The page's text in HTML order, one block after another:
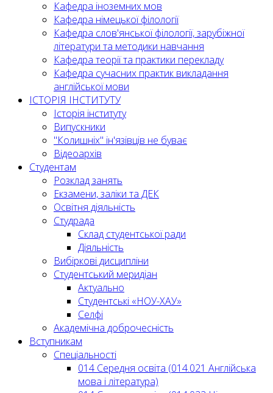
Кафедра іноземних мов
Кафедра німецької філології
Кафедра слов'янської філології, зарубіжної
літератури та методики навчання
Кафедра теорії та практики перекладу
Кафедра сучасних практик викладання
англійської мови
ІСТОРІЯ ІНСТИТУТУ
Історія інституту
Випускники
"Колишніх" ін'язівців не буває
Відеоархів
Студентам
Розклад занять
Екзамени, заліки та ДЕК
Освітня діяльність
Студрада
Склад студентської ради
Діяльність
Вибіркові дисципліни
Студентський меридіан
Актуально
Студентські «НОУ-ХАУ»
Селфі
Академічна доброчесність
Вступникам
Спеціальності
014 Середня освіта (014.021 Англійська
мова і література)